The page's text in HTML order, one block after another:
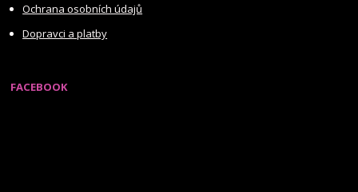
Ochrana osobních údajů
Dopravci a platby
FACEBOOK